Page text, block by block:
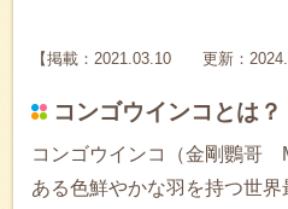
【掲載：2021.03.10 更新：
コンゴウインコとは？
コンゴウインコ（金剛鸚哥
ある色鮮やかな羽を持つ世